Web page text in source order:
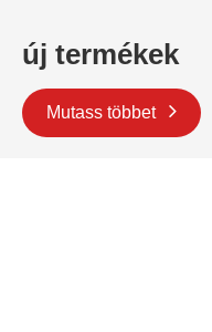
új termékek
Mutass többet